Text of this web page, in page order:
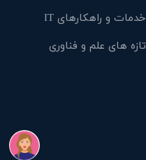
خدمات و راهکارهای IT
تازه های علم و فناوری